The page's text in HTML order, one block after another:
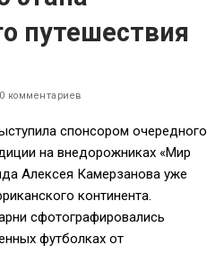
путешествия
0 комментариев
спонсором очередного
на внедорожниках «Мир
Алексея Камерзанова уже
континента.
сфотографировались
футболках от